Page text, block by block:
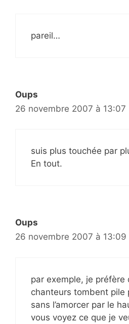
pareil…
Oups
26 novembre 2007 à 13:07
suis plus touchée par
En tout.
Oups
26 novembre 2007 à 13:09
par exemple, je préfère
chanteurs tombent pile
sans l’amorcer par le
vous voyez ce que je